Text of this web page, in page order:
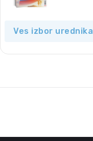
Ves izbor urednika